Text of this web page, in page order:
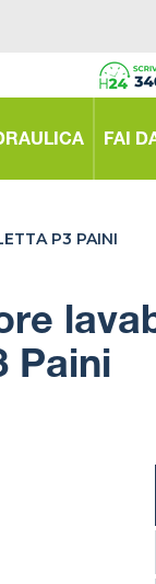
FAI
P3 PAINI
Paini